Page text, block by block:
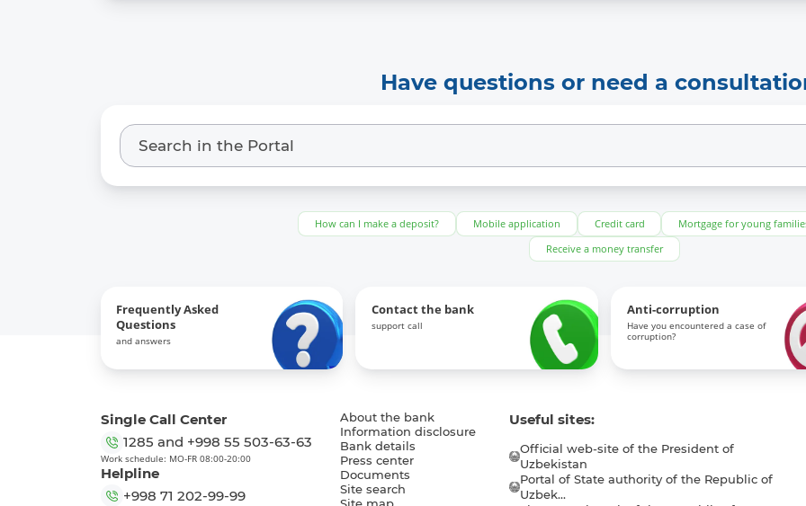
Have questions or need a
How can I make a deposit? Mobile application Credit card
Mortgage for young
Receive a money transfer
Frequently Asked
Questions
and answers
Contact the bank
support call
Anti-corruption
Have you encountered a case of
corruption?
Single Call Center
1285 and +998 55 503-63-63
Work schedule: MO-FR 08:00-20:00
Helpline
+998 71 202-99-99
About the bank
Information disclosure
Bank details
Press center
Documents
Site search
Useful sites:
Official web-site of the President of
Uzbekistan
Portal of State authority of the Republic of
Uzbek...